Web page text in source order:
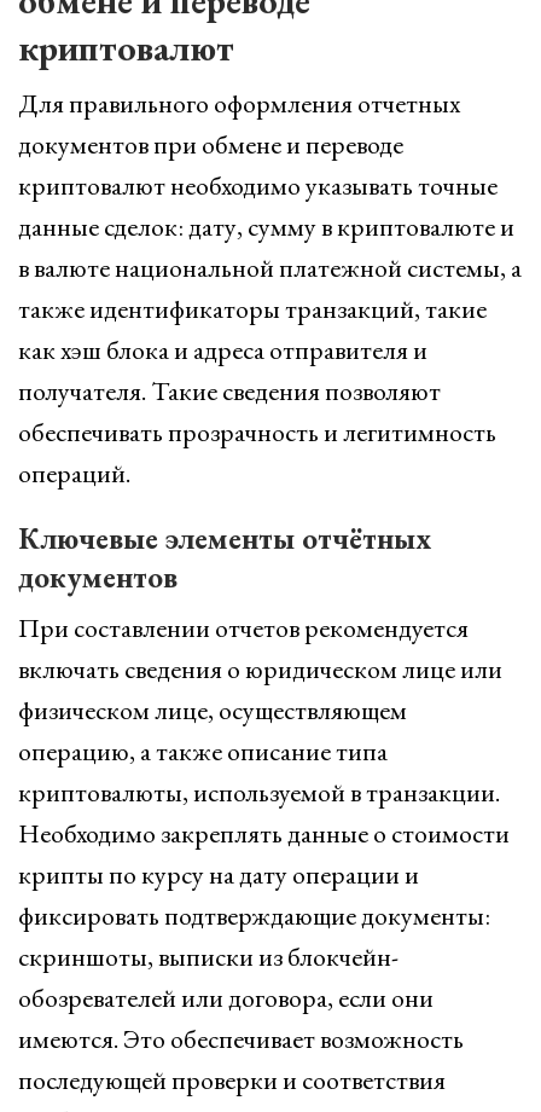
криптовалют
Для правильного оформления отчетных
документов при обмене и переводе
криптовалют необходимо указывать точные
данные сделок: дату, сумму в криптовалюте и
в валюте национальной платежной системы, а
также идентификаторы транзакций, такие
как хэш блока и адреса отправителя и
получателя. Такие сведения позволяют
обеспечивать прозрачность и легитимность
операций.
Ключевые элементы отчётных
документов
При составлении отчетов рекомендуется
включать сведения о юридическом лице или
физическом лице, осуществляющем
операцию, а также описание типа
криптовалюты, используемой в транзакции.
Необходимо закреплять данные о стоимости
крипты по курсу на дату операции и
фиксировать подтверждающие документы:
скриншоты, выписки из блокчейн-
обозревателей или договора, если они
имеются. Это обеспечивает возможность
последующей проверки и соответствия